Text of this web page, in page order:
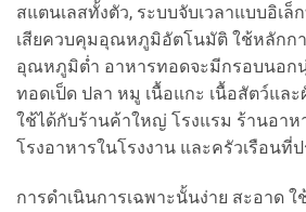
สแตนเลสทั้งตัว, ระบบจับเวลาแบบอิเล็
เสียควบคุมอุณหภูมิอัตโนมัติ ใช้หลักก
อุณหภูมิต่ำ อาหารทอดจะมีกรอบนอก
ทอดเป็ด ปลา หมู เนื้อแกะ เนื้อสัตว์แล
ใช้ได้กับร้านค้าใหญ่ โรงแรม ร้านอา
โรงอาหารในโรงงาน และครัวเรือนที่
การดำเนินการเฉพาะนั้นง่าย สะอาด